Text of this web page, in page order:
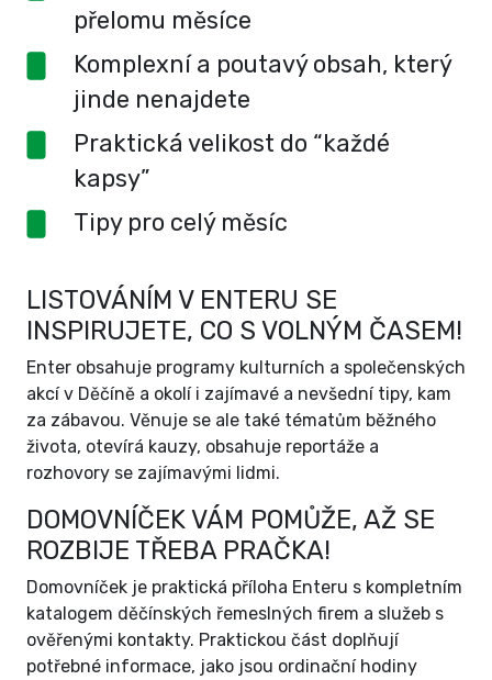
přelomu měsíce
Komplexní a poutavý obsah, který
jinde nenajdete
Praktická velikost do “každé
kapsy”
Tipy pro celý měsíc
LISTOVÁNÍM V ENTERU SE
INSPIRUJETE, CO S VOLNÝM ČASEM!
Enter obsahuje programy kulturních a společenských
akcí v Děčíně a okolí i zajímavé a nevšední tipy, kam
za zábavou. Věnuje se ale také tématům běžného
života, otevírá kauzy, obsahuje reportáže a
rozhovory se zajímavými lidmi.
DOMOVNÍČEK VÁM POMŮŽE, AŽ SE
ROZBIJE TŘEBA PRAČKA!
Domovníček je praktická příloha Enteru s kompletním
katalogem děčínských řemeslných firem a služeb s
ověřenými kontakty. Praktickou část doplňují
potřebné informace, jako jsou ordinační hodiny